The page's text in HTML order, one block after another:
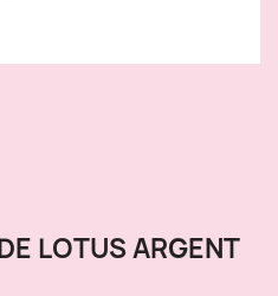
LOTUS ARGENT